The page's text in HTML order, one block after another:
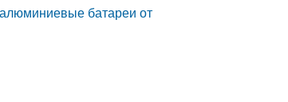
батареи от